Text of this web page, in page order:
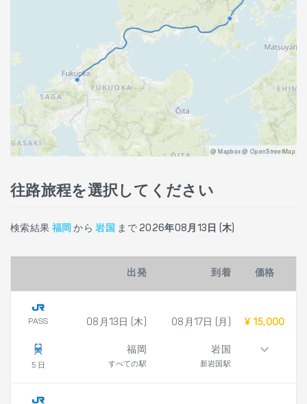
@ Mapbox @ OpenStreetMap
往路旅程を選択してください
検索結果 福岡 から岩国 まで2026年08月13日 (木)
出発 到着 価格
PASS
5 日
08月13日 (木)
福岡
すべての駅
08月17日 (月)
岩国
新岩国駅
¥ 15,000